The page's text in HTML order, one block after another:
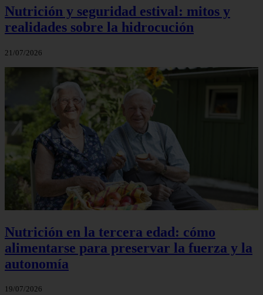
Nutrición y seguridad estival: mitos y
realidades sobre la hidrocución
21/07/2026
Nutrición en la tercera edad: cómo
alimentarse para preservar la fuerza y la
autonomía
19/07/2026